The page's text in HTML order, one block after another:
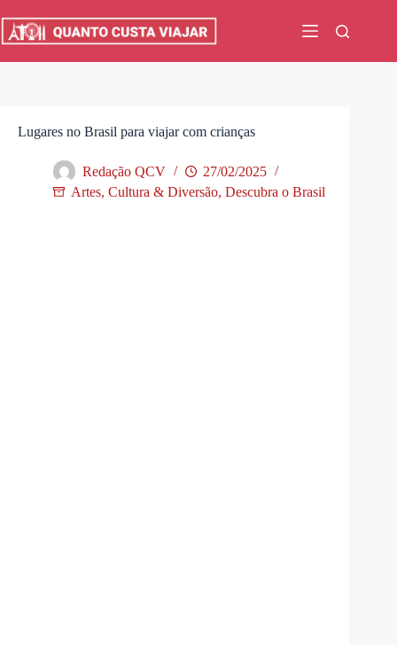
para
Lugares no Brasil para viajar com crianças
Redação QCV
27/02/2025
Artes, Cultura & Diversão, Descubra o Brasil